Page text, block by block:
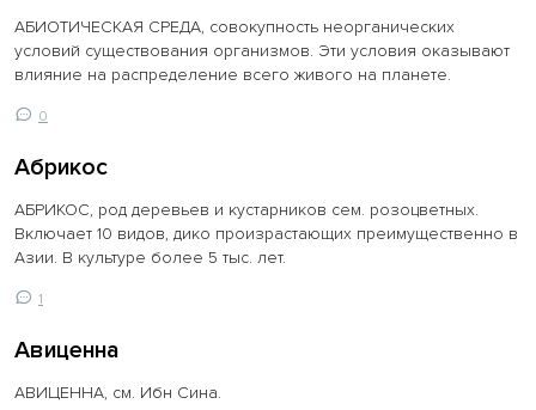
АБИОТИЧЕСКАЯ СРЕДА, совокупность неорганических
условий существования организмов. Эти условия оказывают
влияние на распределение всего живого на планете.
0
Абрикос
АБРИКОС, род деревьев и кустарников сем. розоцветных.
Включает 10 видов, дико произрастающих преимущественно в
Азии. В культуре более 5 тыс. лет.
1
Авиценна
АВИЦЕННА, см. Ибн Сина.